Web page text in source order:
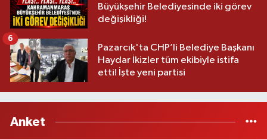
Büyükşehir Belediyesinde iki görev
değişikliği!
Pazarcık'ta CHP’li Belediye Başkanı
Haydar İkizler tüm ekibiyle istifa
etti! İşte yeni partisi
6
Anket